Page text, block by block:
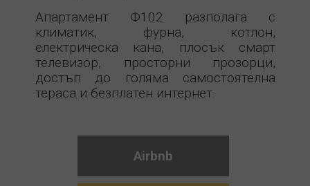
Апартамент Ф102 разполага с
климатик, фурна, котлон,
електрическа кана, плосък смарт
телевизор, просторни прозорци,
достъп до голяма самостоятелна
тераса и безплатен интернет.
Airbnb